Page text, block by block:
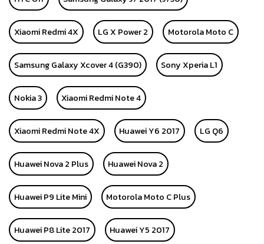
Xiaomi Redmi 4X LG X Power 2 Motorola Moto C
Samsung Galaxy Xcover 4 (G390) Sony Xperia L1
Nokia 3 Xiaomi Redmi Note 4
Xiaomi Redmi Note 4X Huawei Y6 2017 LG Q6
Huawei Nova 2 Plus Huawei Nova 2
Huawei P9 Lite Mini Motorola Moto C Plus
Huawei P8 Lite 2017 Huawei Y5 2017